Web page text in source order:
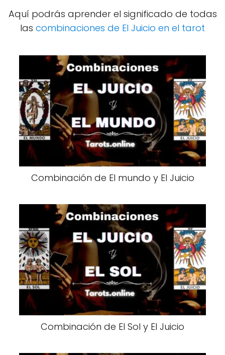
Aquí podrás aprender el significado de todas
las combinaciones de El Juicio en el tarot
Combinación de El mundo y El Juicio
Combinación de El Sol y El Juicio